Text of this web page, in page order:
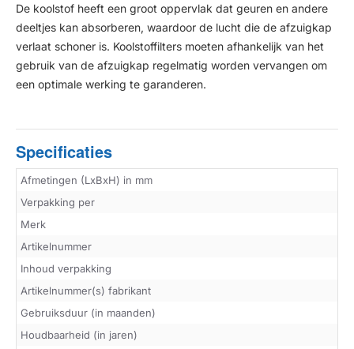
De koolstof heeft een groot oppervlak dat geuren en andere
deeltjes kan absorberen, waardoor de lucht die de afzuigkap
verlaat schoner is. Koolstoffilters moeten afhankelijk van het
gebruik van de afzuigkap regelmatig worden vervangen om
een optimale werking te garanderen.
Specificaties
Afmetingen (LxBxH) in mm
Verpakking per
Merk
Artikelnummer
Inhoud verpakking
Artikelnummer(s) fabrikant
Gebruiksduur (in maanden)
Houdbaarheid (in jaren)